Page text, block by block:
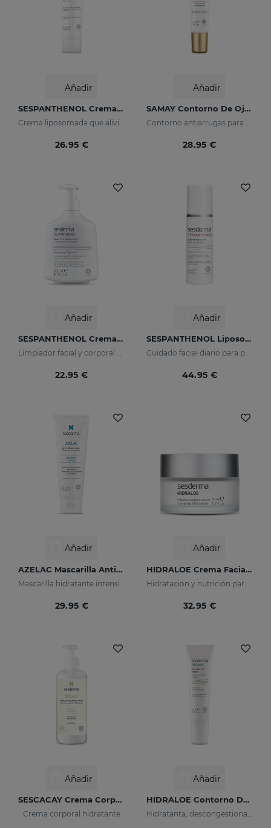
Añadir
SESPANTHENOL Crema Gel
Crema liposomada que alivia el picor y el enrojecimiento de las irritaciones cutáneas
26.95 €
Añadir
SAMAY Contorno De Ojos
Contorno antiarrugas para pieles sensibles
28.95 €
Añadir
SESPANTHENOL Crema Espumosa Sin Jabón
Limpiador facial y corporal para pieles sensibles que han sufrido agresiones
22.95 €
Añadir
SESPANTHENOL Liposomal Serum
Cuidado facial diario para para la defensa de la piel sensible o dañada
44.95 €
Añadir
AZELAC Mascarilla Anti-Rojeces
29.95 €
Añadir
HIDRALOE Crema Facial Hidratante
32.95 €
Añadir
SESCACAY Crema Corporal Hidratante
Crema corporal hidratante
Añadir
HIDRALOE Contorno De Ojos
Hidratanta, descongestiona, calma y regenera